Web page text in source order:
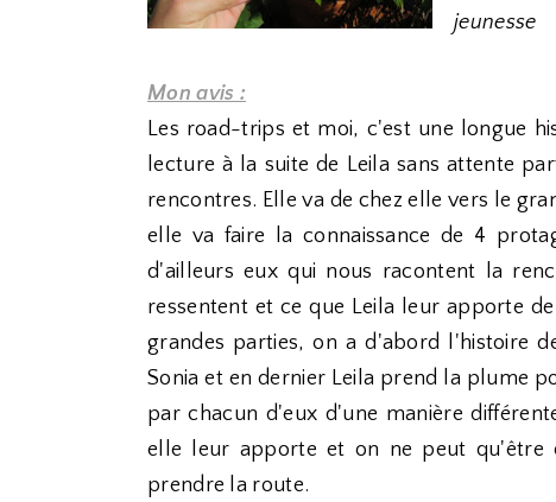
jeunesse
Mon avis :
Les road-trips et moi, c'est une longue
lecture à la suite de Leila sans attente
rencontres. Elle va de chez elle vers le
elle va faire la connaissance de 4
d'ailleurs eux qui nous racontent la
ressentent et ce que Leila leur apporte
grandes parties, on a d'abord l'histoire
Sonia et en dernier Leila prend la plume
par chacun d'eux d'une manière
elle leur apporte et on ne peut qu'être
prendre la route.